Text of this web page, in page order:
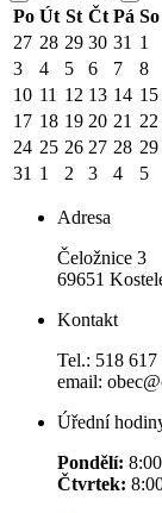
Po Út St Čt Pá So
27 28 29 30 31 1
3
4 5 6 7 8
10 11 12 13 14 15
17 18 19 20 21 22
24 25 26 27 28 29
31 1 2 3 4 5
Adresa
Čeložnice 3
69651
Kontakt
Tel.: 518 617
email:
Úřední
Pondělí:
Čtvrtek: